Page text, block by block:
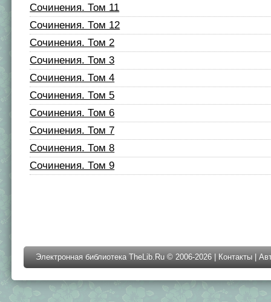
Сочинения. Том 11
Сочинения. Том 12
Сочинения. Том 2
Сочинения. Том 3
Сочинения. Том 4
Сочинения. Том 5
Сочинения. Том 6
Сочинения. Том 7
Сочинения. Том 8
Сочинения. Том 9
Электронная библиотека TheLib.Ru © 2006-2026 | Контакты |